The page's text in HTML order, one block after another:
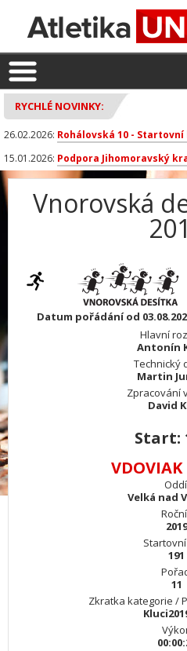
RYCHLÉ NOVINKY:
26.02.2026: Rohálovská 10 -
15.01.2026: Podpora Jihomoravský
Vnorovská
Datum pořádání od
Hlavní
Antonín
Technický
Martin
Zpracování
David
Start:
Velká nad
2019
191
11
Zkratka kategorie /